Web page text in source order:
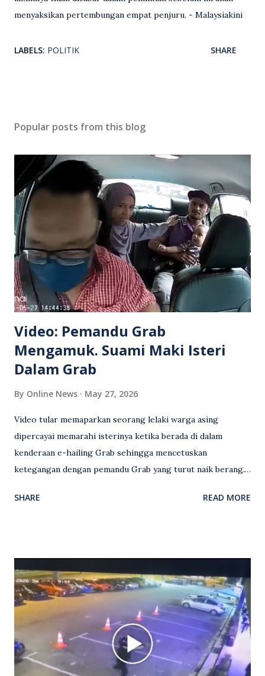
menyaksikan pertembungan empat penjuru. - Malaysiakini
LABELS: POLITIK SHARE
Popular posts from this blog
Video: Pemandu Grab
Mengamuk. Suami Maki Isteri
Dalam Grab
By Online News May 27, 2026
Video tular memaparkan seorang lelaki warga asing
dipercayai memarahi isterinya ketika berada di dalam
kenderaan e-hailing Grab sehingga mencetuskan
ketegangan dengan pemandu Grab yang turut naik berang.
antara seorang lelaki warga asing dengan pemandu Grab
Grab bertindak mempertahankan wanita terbabit sebelum
berlaku pertikaman lidah antara kedua-dua pihak. Video
berkenaan kini tular di media sosial dan mendapat pelbagai
reaksi orang ramai. Antara komen orang awam yang tular di
media sosial mengenai insiden tersebut ialah ramai yang
meluahkan rasa marah terhadap tindakan lelaki berkenaan
serta memuji pemandu Grab kerana campur tangan.
SHARE READ MORE